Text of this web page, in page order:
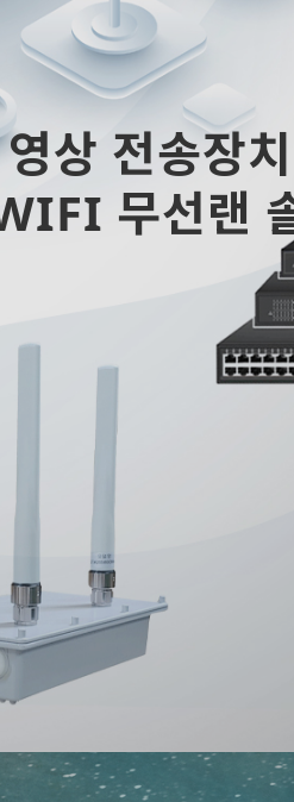
상 전송장
무선랜